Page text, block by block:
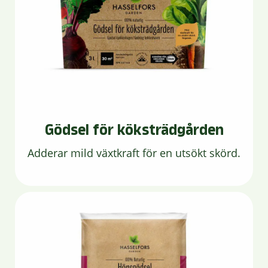
Gödsel för köksträdgården
Adderar mild växtkraft för en utsökt skörd.